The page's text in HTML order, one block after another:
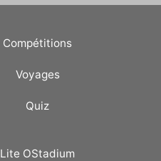
Compétitions
Voyages
Quiz
Lite OStadium